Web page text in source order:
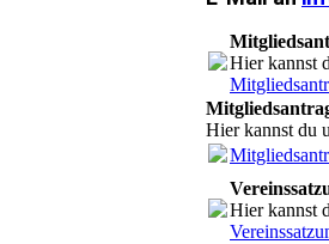
Hier kannst
Hier kannst du
Hier kannst